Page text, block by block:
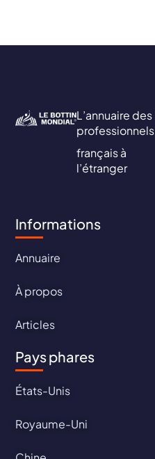
L’annuaire des
professionnels
français à
l’étranger
Informations
Annuaire
À propos
Articles
Pays phares
États-Unis
Royaume-Uni